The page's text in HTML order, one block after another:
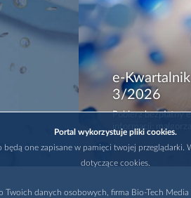
e-
3/2026
Pobierz bezpłatny
Portal wykorzystuje pliki cookies.
będą one zapisane w pamięci twojej
dotyczące cookies.
danych osobowych, firma Bio-Tech Media